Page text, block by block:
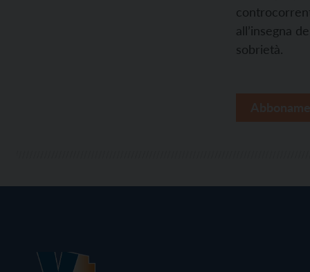
all’insegna
sobrietà.